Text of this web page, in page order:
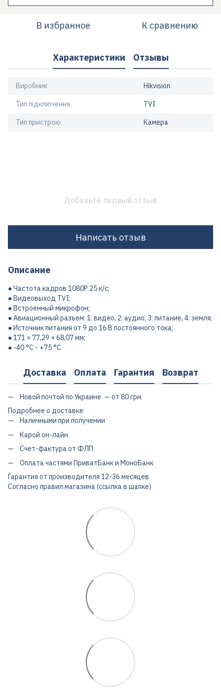
В избранное К сравнению
Характеристики Отзывы
Виробник Hikvision
Тип підключення TVI
Тип пристрою Камера
Добавьте первый отзыв
Написать отзыв
Описание
● Частота кадров 1080P 25 к/с;
● Видеовыход TVI;
● Встроенный микрофон;
● Авиационный разъем: 1: видео, 2: аудио, 3: питание, 4: земля;
● Источник питания от 9 до 16 В постоянного тока;
● 171 × 77,29 × 68,07 мм;
● -40 °С - +75 °С
Доставка Оплата Гарантия Возврат
Новой почтой по Украине — от 80 грн.
Подробнее о доставке
Наличными при получении
Карой он-лайн
Счет-фактура от ФЛП
Оплата частями ПриватБанк и МоноБанк
Гарантия от производителя 12-36 месяцев
Согласно правил магазина (ссылка в шапке)